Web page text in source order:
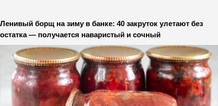
Ленивый борщ на зиму в банке: 40 закруток улетают без
остатка — получается наваристый и сочный